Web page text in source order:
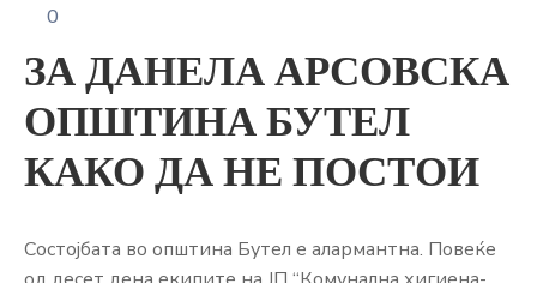
0
ЗА ДАНЕЛА АРСОВСКА
ОПШТИНА БУТЕЛ
КАКО ДА НЕ ПОСТОИ
Состојбата во oпштина Бутел е алармантна. Повеќе